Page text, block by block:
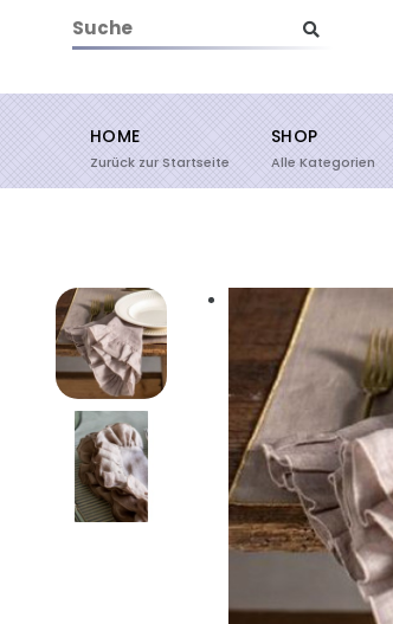
Suche starten
HOME
Zurück zur Startseite
SHOP
Alle Kategorien